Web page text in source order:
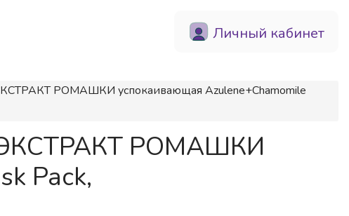
Личный кабинет
РОМАШКИ успокаивающая Azulene+Chamomile
ЭКСТРАКТ РОМАШКИ
Pack,